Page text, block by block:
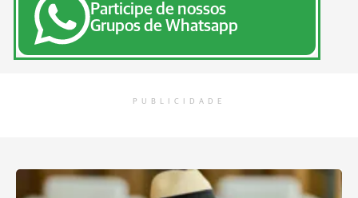
Participe de nossos
Grupos de Whatsapp
PUBLICIDADE